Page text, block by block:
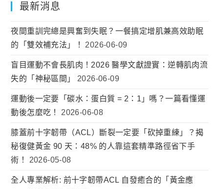
最新消息
夜間重訓完總是興奮到失眠？一餐搞定增肌兼高效助眠
的「雙效補充法」！
2026-06-09
盲目運動不會長肌肉！2026 醫學文獻證實：逆轉肌肉流
失的「神秘區間」
2026-06-09
運動後一定要「碳水：蛋白質 = 2：1」嗎？一篇看懂運
動後怎麼吃！
2026-06-08
膝蓋前十字韌帶（ACL）斷裂一定要「砍掉重練」？揭
秘復健黃金 90 天：48% 的人靠這套精準路徑省下手
術！
2026-05-08
全人專業解析: 前十字韌帶ACL 自發癒合的「黃金應